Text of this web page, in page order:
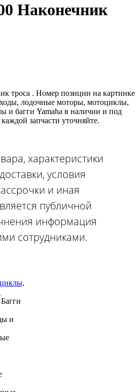
Наконечник
троса . Номер позиции на картинке
лодочные моторы, мотоциклы,
и багги Yamaha в наличии и под
запчасти уточняйте.
характеристики
условия
и иная
публичной
информация
сотрудниками.